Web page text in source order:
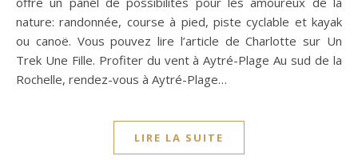
nature: randonnée, course à pied, piste cyclable et kayak
ou canoë. Vous pouvez lire l’article de Charlotte sur Un
Trek Une Fille. Profiter du vent à Aytré-Plage Au sud de la
Rochelle, rendez-vous à Aytré-Plage…
LIRE LA SUITE